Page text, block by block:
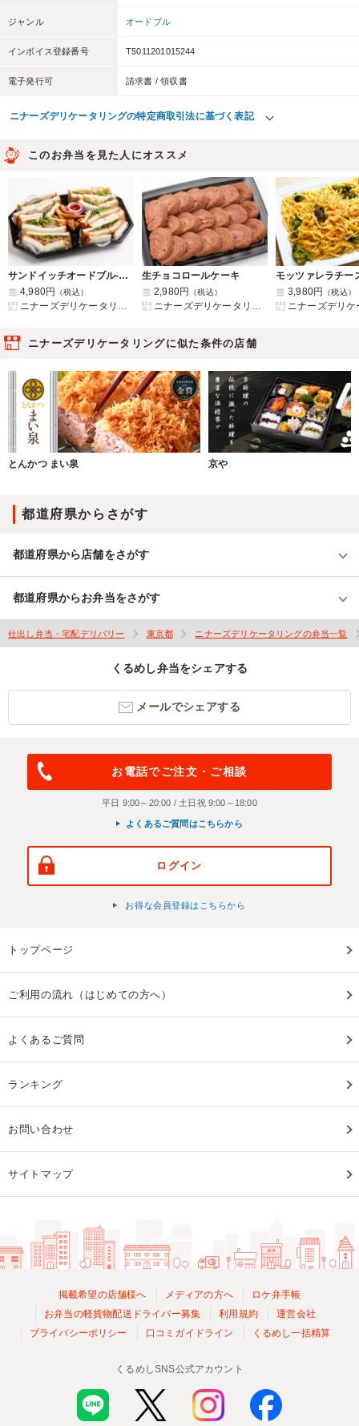
ジャンル オードブル
インボイス登録番号 T5011201015244
電子発行可 請求書 / 領収書
ニナーズデリケータリングの特定商取引法に基づく表記
このお弁当を見た人にオススメ
サンドイッチオードブル-Special-
4,980円
（税込）
ニナーズデリケータリング
生チョコロールケーキ
2,980円
（税込）
ニナーズデリケータリング
3,980円 （税込）
ニナーズデリケー
ニナーズデリケータリングに似た条件の店舗
とんかつ まい泉 京や
都道府県からさがす
都道府県から店舗をさがす
都道府県からお弁当をさがす
仕出し弁当・宅配デリバリー 東京都 ニナーズデリケータリングの弁当一覧
くるめし弁当をシェアする
メールでシェアする
お電話でご注文・ご相談
平日 9:00～20:00 / 土日祝 9:00～18:00
よくあるご質問はこちらから
ログイン
お得な会員登録はこちらから
トップページ
ご利用の流れ（はじめての方へ）
よくあるご質問
ランキング
お問い合わせ
サイトマップ
掲載希望の店舗様へ メディアの方へ
ロケ弁手帳
お弁当の軽貨物配送ドライバー募集
利用規約
運営会社
プライバシーポリシー
口コミガイドライン くるめし一括精算
くるめしSNS公式アカウント